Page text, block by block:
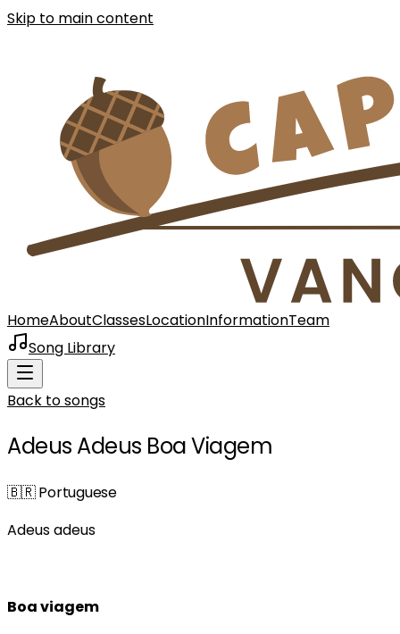
Skip to main content
HomeAboutClassesLocationInformationTeam
Song Library
Back to songs
Adeus Adeus Boa Viagem
🇧🇷Portuguese
Adeus adeus
Boa viagem